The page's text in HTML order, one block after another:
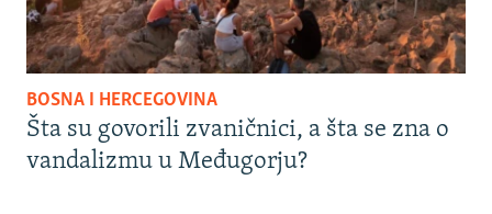
BOSNA I HERCEGOVINA
Šta su govorili zvaničnici, a šta se zna o
vandalizmu u Međugorju?